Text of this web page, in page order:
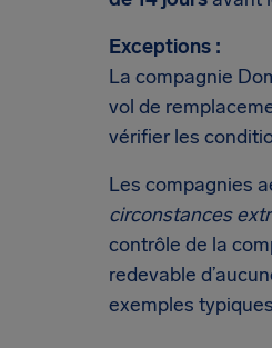
Exceptions :
La compagnie
vol de
vérifier les
Les compagnies
circonstances
contrôle de la
redevable
exemples